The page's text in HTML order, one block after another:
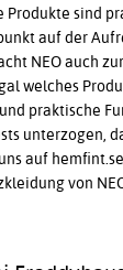
sind
auf der
NEO auch
welches
praktische
unterzogen,
auf
von